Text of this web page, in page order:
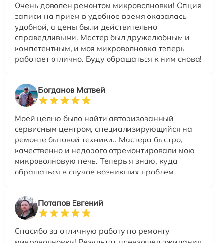
Очень доволен ремонтом микроволновки! Опция
записи на прием в удобное время оказалась
удобной, а цены были действительно
справедливыми. Мастер был дружелюбным и
компетентным, и моя микроволновка теперь
работает отлично. Буду обращаться к ним снова!
Богданов Матвей
Моей целью было найти авторизованный
сервисным центром, специализирующийся на
ремонте бытовой техники.. Мастера быстро,
качественно и недорого отремонтировали мою
микроволновую печь. Теперь я знаю, куда
обращаться в случае возникших проблем.
Потапов Евгений
Спасибо за отличную работу по ремонту